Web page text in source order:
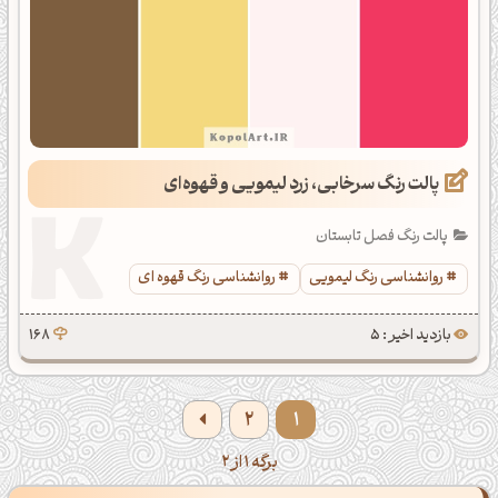
پالت رنگ سرخابی، زرد لیمویی و قهوه‌ای
پالت رنگ فصل تابستان
روانشناسی رنگ لیمویی
روانشناسی رنگ قهوه ای
بازدید اخیر : 5 168
1
2
برگه 1 از 2